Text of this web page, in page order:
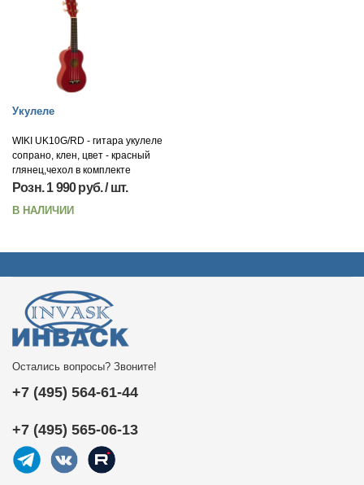
Укулеле
WIKI UK10G/RD - гитара укулеле
сопрано, клен, цвет - красный
глянец,чехол в комплекте
Розн. 1 990 руб. / шт.
В НАЛИЧИИ
Остались вопросы? Звоните!
+7 (495) 564-61-44
+7 (495) 565-06-13